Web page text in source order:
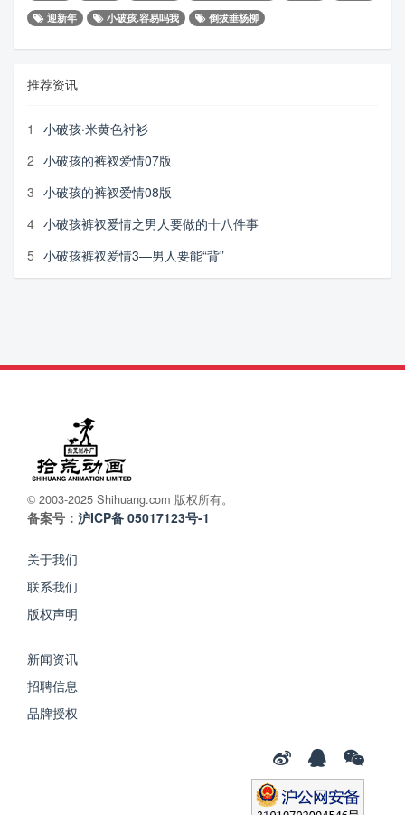
迎新年
小破孩.容易吗我 倒拔垂杨柳
推荐资讯
1
小破孩·米黄色衬衫
2 小破孩的裤衩爱情07版
3 小破孩的裤衩爱情08版
4 小破孩裤衩爱情之男人要做的十八件事
5 小破孩裤衩爱情3—男人要能“背”
© 2003-2025 Shihuang.com 版权所有。
备案号： 沪ICP备 05017123号-1
关于我们
联系我们
版权声明
新闻资讯
招聘信息
品牌授权